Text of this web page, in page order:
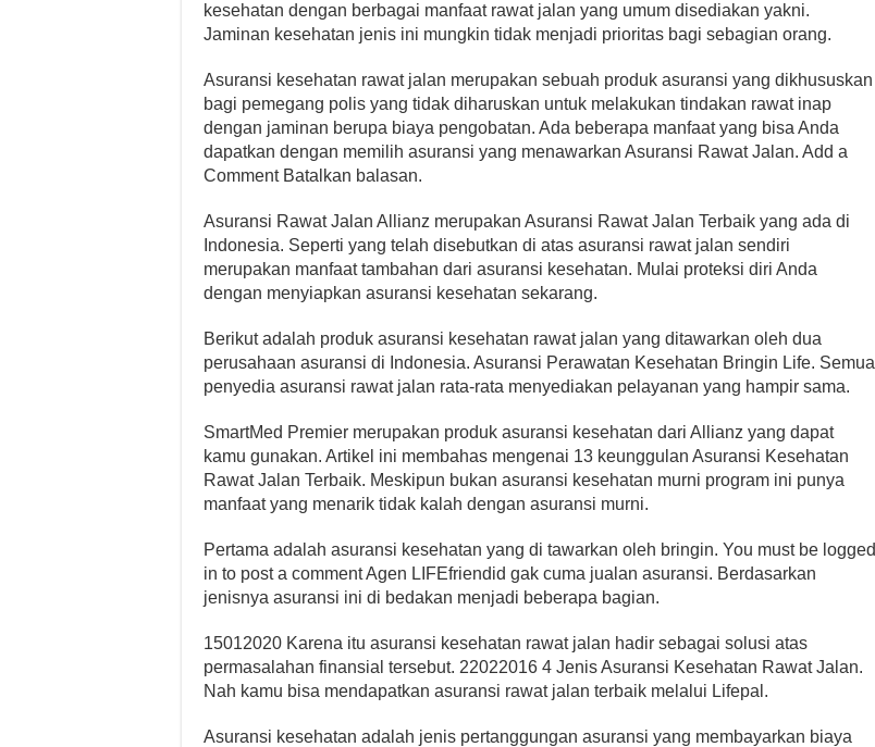
kesehatan dengan berbagai manfaat rawat jalan yang umum disediakan yakni.
Jaminan kesehatan jenis ini mungkin tidak menjadi prioritas bagi sebagian orang.
Asuransi kesehatan rawat jalan merupakan sebuah produk asuransi yang dikhususkan
bagi pemegang polis yang tidak diharuskan untuk melakukan tindakan rawat inap
dengan jaminan berupa biaya pengobatan. Ada beberapa manfaat yang bisa Anda
dapatkan dengan memilih asuransi yang menawarkan Asuransi Rawat Jalan. Add a
Comment Batalkan balasan.
Asuransi Rawat Jalan Allianz merupakan Asuransi Rawat Jalan Terbaik yang ada di
Indonesia. Seperti yang telah disebutkan di atas asuransi rawat jalan sendiri
merupakan manfaat tambahan dari asuransi kesehatan. Mulai proteksi diri Anda
dengan menyiapkan asuransi kesehatan sekarang.
Berikut adalah produk asuransi kesehatan rawat jalan yang ditawarkan oleh dua
perusahaan asuransi di Indonesia. Asuransi Perawatan Kesehatan Bringin Life. Semua
penyedia asuransi rawat jalan rata-rata menyediakan pelayanan yang hampir sama.
SmartMed Premier merupakan produk asuransi kesehatan dari Allianz yang dapat
kamu gunakan. Artikel ini membahas mengenai 13 keunggulan Asuransi Kesehatan
Rawat Jalan Terbaik. Meskipun bukan asuransi kesehatan murni program ini punya
manfaat yang menarik tidak kalah dengan asuransi murni.
Pertama adalah asuransi kesehatan yang di tawarkan oleh bringin. You must be logged
in to post a comment Agen LIFEfriendid gak cuma jualan asuransi. Berdasarkan
jenisnya asuransi ini di bedakan menjadi beberapa bagian.
15012020 Karena itu asuransi kesehatan rawat jalan hadir sebagai solusi atas
permasalahan finansial tersebut. 22022016 4 Jenis Asuransi Kesehatan Rawat Jalan.
Nah kamu bisa mendapatkan asuransi rawat jalan terbaik melalui Lifepal.
Asuransi kesehatan adalah jenis pertanggungan asuransi yang membayarkan biaya